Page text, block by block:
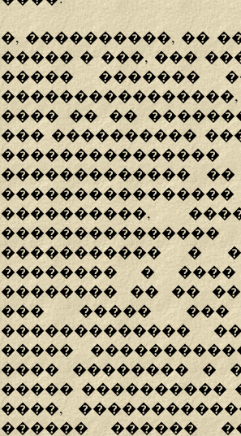
�, ����������, ��
����� � ���, ���
����� �������
���� �� ��
��� ����������
�������������
����������,
����������� �
�������� �
�������� �� ��
��� ����� ���
�������������
�����
���� �������� �
����� ����������
����,
������ ������